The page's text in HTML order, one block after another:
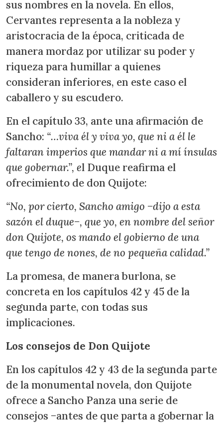
sus nombres en la novela. En ellos,
Cervantes representa a la nobleza y
aristocracia de la época, criticada de
manera mordaz por utilizar su poder y
riqueza para humillar a quienes
consideran inferiores, en este caso el
caballero y su escudero.
En el capítulo 33, ante una afirmación de
Sancho: “…viva él y viva yo, que ni a él le
faltaran imperios que mandar ni a mí ínsulas
que gobernar.”, el Duque reafirma el
ofrecimiento de don Quijote:
“No, por cierto, Sancho amigo −dijo a esta
sazón el duque−, que yo, en nombre del señor
don Quijote, os mando el gobierno de una
que tengo de nones, de no pequeña calidad.”
La promesa, de manera burlona, se
concreta en los capítulos 42 y 45 de la
segunda parte, con todas sus
implicaciones.
Los consejos de Don Quijote
En los capítulos 42 y 43 de la segunda parte
de la monumental novela, don Quijote
ofrece a Sancho Panza una serie de
consejos −antes de que parta a gobernar la